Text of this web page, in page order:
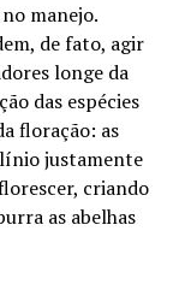
manejo.
de fato, agir
longe da
das espécies
floração: as
justamente
criando
as abelhas